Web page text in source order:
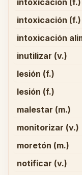
intoxicación (f.)
intoxicación (f.)
intoxicación
inutilizar (v.)
lesión (f.)
lesión (f.)
malestar (m.)
monitorizar (v.)
moretón (m.)
notificar (v.)